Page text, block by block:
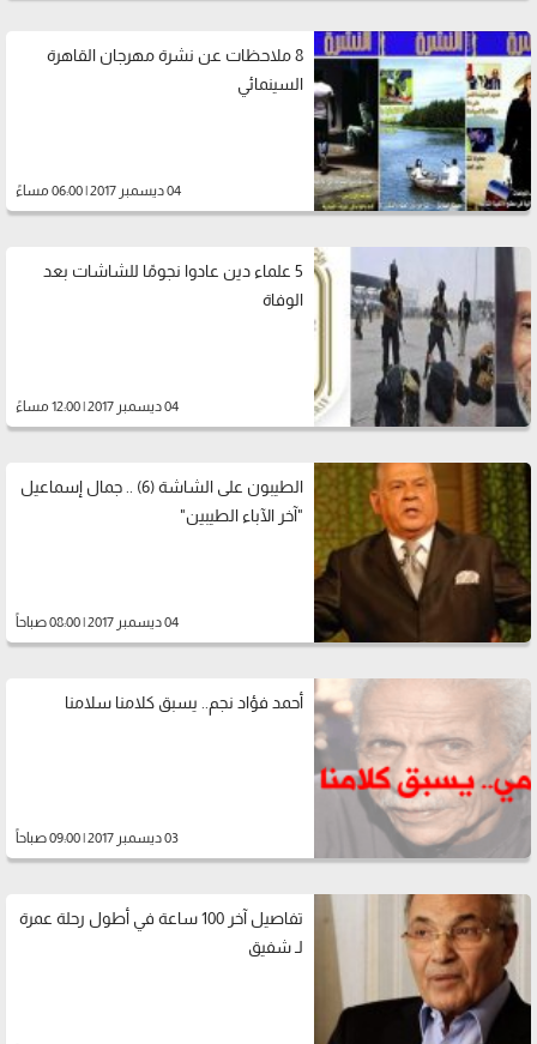
8 ملاحظات عن نشرة مهرجان القاهرة
السينمائي
04 ديسمبر 2017 | 06:00 مساءً
5 علماء دين عادوا نجومًا للشاشات بعد
الوفاة
04 ديسمبر 2017 | 12:00 مساءً
الطيبون على الشاشة (6) .. جمال إسماعيل
"آخر الآباء الطيبين"
04 ديسمبر 2017 | 08:00 صباحاً
أحمد فؤاد نجم.. يسبق كلامنا سلامنا
03 ديسمبر 2017 | 09:00 صباحاً
تفاصيل آخر 100 ساعة في أطول رحلة عمرة
لـ شفيق